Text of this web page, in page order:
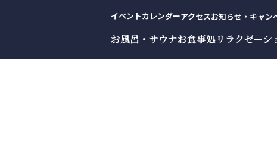
イベントカレンダーアクセスお知らせ・キャン
お風呂・サウナお食事処リラクゼーシ